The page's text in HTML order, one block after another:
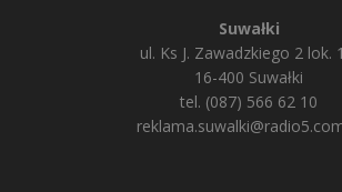
Suwałki
ul. Ks J. Zawadzkiego 2 lok.
16-400 Suwałki
tel. (087) 566 62 10